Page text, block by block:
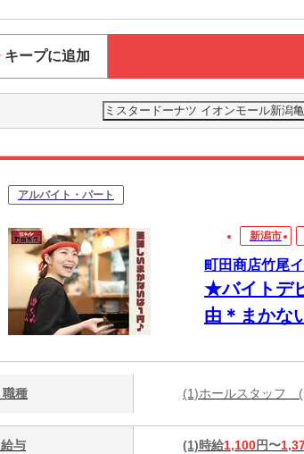
キープに追加
ミスタードーナツ イオンモール新潟
アルバイト・パート
新潟市
町田商店竹尾
★バイトデ
由＊まかな
職種 (1)ホールスタッフ
給与 (1)時給1,100円〜